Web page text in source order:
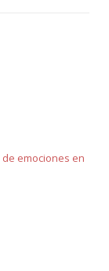
emociones en